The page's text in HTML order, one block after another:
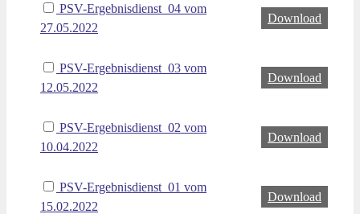
PSV-Ergebnisdienst_04 vom
27.05.2022
Download
PSV-Ergebnisdienst_03 vom
12.05.2022
Download
PSV-Ergebnisdienst_02 vom
10.04.2022
Download
PSV-Ergebnisdienst_01 vom
15.02.2022
Download